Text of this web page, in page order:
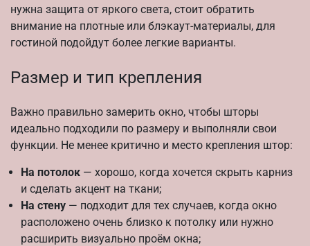
нужна защита от яркого света, стоит обратить
внимание на плотные или блэкаут-материалы, для
гостиной подойдут более легкие варианты.
Размер и тип крепления
Важно правильно замерить окно, чтобы шторы
идеально подходили по размеру и выполняли свои
функции. Не менее критично и место крепления штор:
На потолок — хорошо, когда хочется скрыть карниз
и сделать акцент на ткани;
На стену — подходит для тех случаев, когда окно
расположено очень близко к потолку или нужно
расширить визуально проём окна;